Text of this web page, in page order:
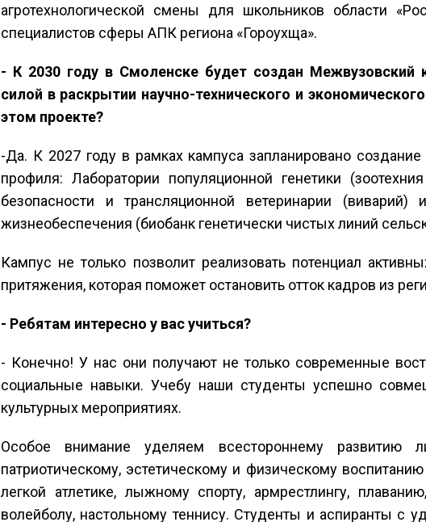
агротехнологической смены для школьников области
специалистов сферы АПК региона «Гороухща».
- К 2030 году в Смоленске будет создан Межвузовский
силой в раскрытии научно-технического и
этом проекте?
-Да. К 2027 году в рамках кампуса запланировано
профиля: Лаборатории популяционной генетики
безопасности и трансляционной ветеринарии (виварий)
жизнеобеспечения (биобанк генетически чистых линий
Кампус не только позволит реализовать потенциал
притяжения, которая поможет остановить отток кадров из
- Ребятам интересно у вас учиться?
- Конечно! У нас они получают не только современные
социальные навыки. Учебу наши студенты успешно
культурных мероприятиях.
Особое внимание уделяем всестороннему развитию
патриотическому, эстетическому и физическому
легкой атлетике, лыжному спорту, армрестлингу,
волейболу, настольному теннису. Студенты и аспиранты с